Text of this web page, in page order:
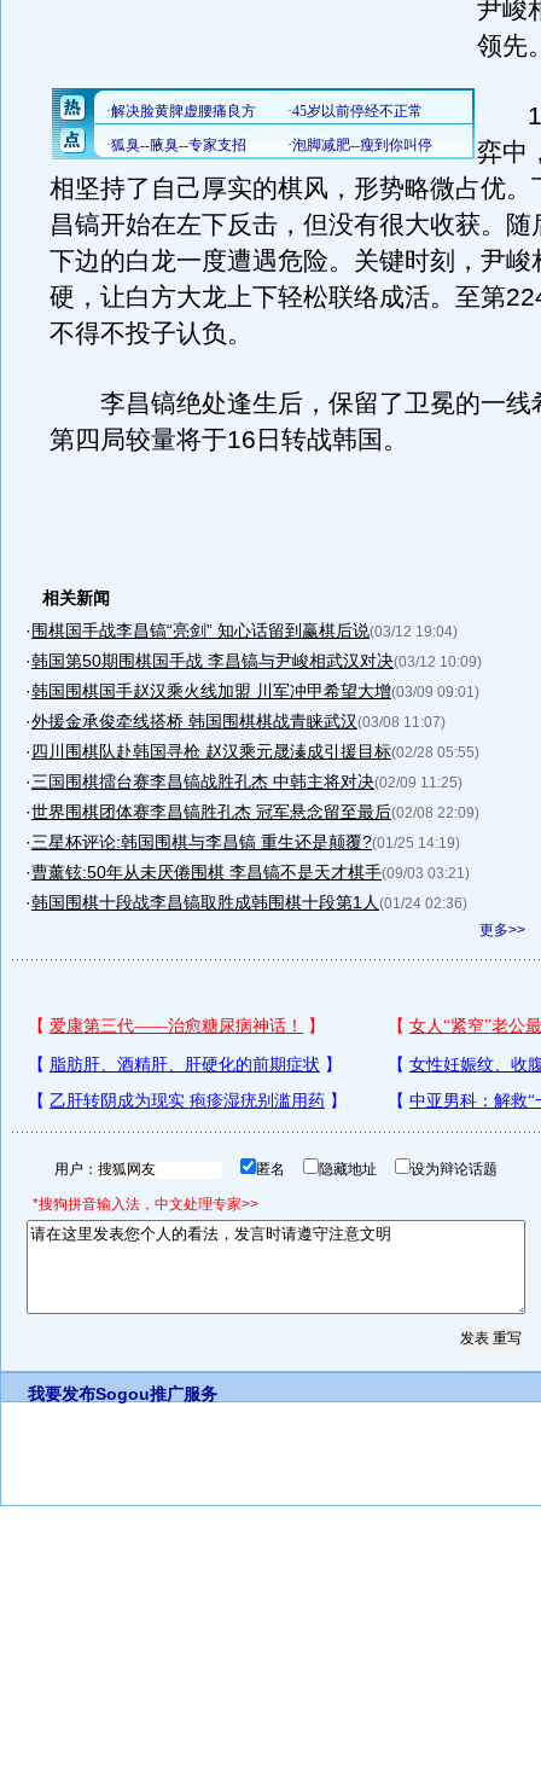
尹峻
领先
12
弈中
相坚持了自己厚实的棋风，形势略微占优。
昌镐开始在左下反击，但没有很大收获。随
下边的白龙一度遭遇危险。关键时刻，尹峻
硬，让白方大龙上下轻松联络成活。至第
不得不投子认负。
李昌镐绝处逢生后，保留了卫冕的一线
第四局较量将于16日转战韩国。
相关新闻
·围棋国手战李昌镐“亮剑” 知心话留到赢棋后说(03/12 19:04)
·韩国第50期围棋国手战 李昌镐与尹峻相武汉对决(03/12 10:09)
·韩国围棋国手赵汉乘火线加盟 川军冲甲希望大增(03/09 09:01)
·外援金承俊牵线搭桥 韩国围棋棋战青睐武汉(03/08 11:07)
·四川围棋队赴韩国寻枪 赵汉乘元晟溱成引援目标(02/28 05:55)
·三国围棋擂台赛李昌镐战胜孔杰 中韩主将对决(02/09 11:25)
·世界围棋团体赛李昌镐胜孔杰 冠军悬念留至最后(02/08 22:09)
·三星杯评论:韩国围棋与李昌镐 重生还是颠覆?(01/25 14:19)
·曹薰铉:50年从未厌倦围棋 李昌镐不是天才棋手(09/03 03:21)
·韩国围棋十段战李昌镐取胜成韩围棋十段第1人 (01/24 02:36)
更多>>
用户： 匿名 隐藏地址 设为辩论话题
*搜狗拼音输入法，中文处理专家>>
我要发布Sogou推广服务